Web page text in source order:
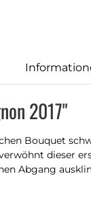
2017"
Bouquet
dieser
Abgang